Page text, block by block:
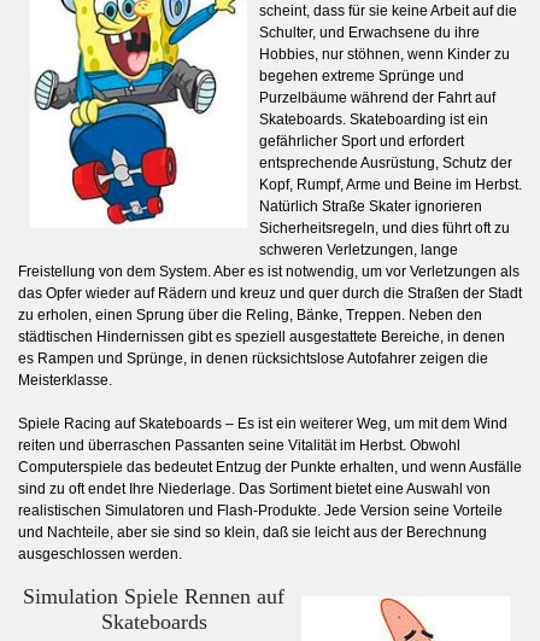
scheint, dass für sie keine Arbeit auf die
Schulter, und Erwachsene du ihre
Hobbies, nur stöhnen, wenn Kinder zu
begehen extreme Sprünge und
Purzelbäume während der Fahrt auf
Skateboards. Skateboarding ist ein
gefährlicher Sport und erfordert
entsprechende Ausrüstung, Schutz der
Kopf, Rumpf, Arme und Beine im Herbst.
Natürlich Straße Skater ignorieren
Sicherheitsregeln, und dies führt oft zu
schweren Verletzungen, lange
Freistellung von dem System. Aber es ist notwendig, um vor Verletzungen als
das Opfer wieder auf Rädern und kreuz und quer durch die Straßen der Stadt
zu erholen, einen Sprung über die Reling, Bänke, Treppen. Neben den
städtischen Hindernissen gibt es speziell ausgestattete Bereiche, in denen
es Rampen und Sprünge, in denen rücksichtslose Autofahrer zeigen die
Meisterklasse.
Spiele Racing auf Skateboards – Es ist ein weiterer Weg, um mit dem Wind
reiten und überraschen Passanten seine Vitalität im Herbst. Obwohl
Computerspiele das bedeutet Entzug der Punkte erhalten, und wenn Ausfälle
sind zu oft endet Ihre Niederlage. Das Sortiment bietet eine Auswahl von
realistischen Simulatoren und Flash-Produkte. Jede Version seine Vorteile
und Nachteile, aber sie sind so klein, daß sie leicht aus der Berechnung
ausgeschlossen werden.
Simulation Spiele Rennen auf
Skateboards